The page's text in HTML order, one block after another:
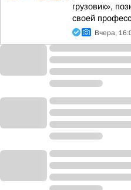
грузовик»,
своей
Вчера,